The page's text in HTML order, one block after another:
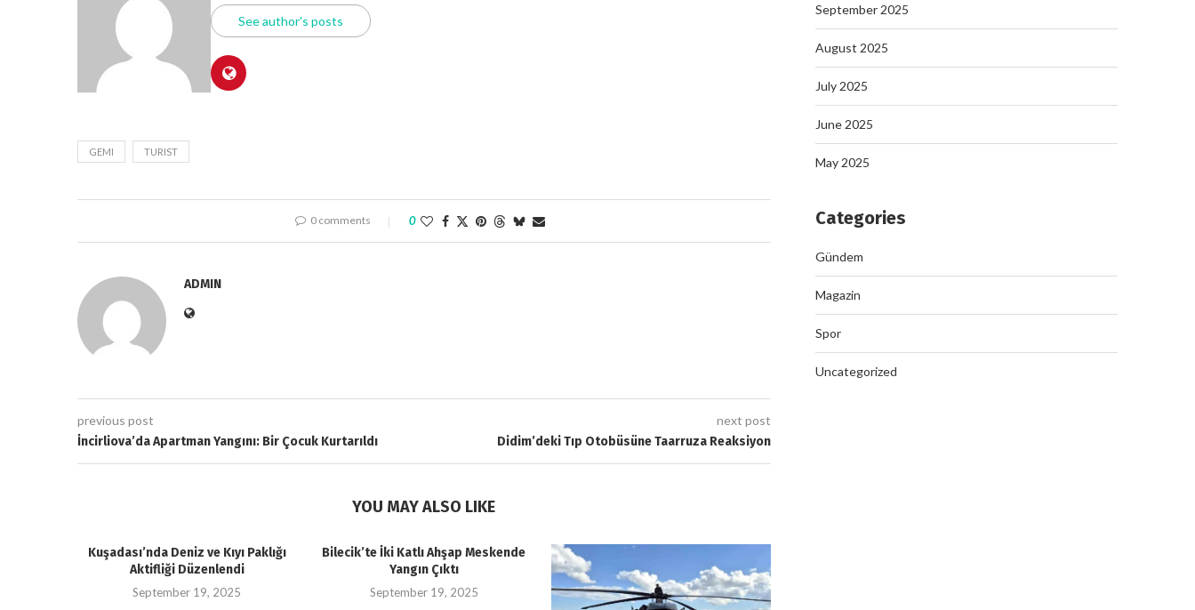
See author's posts
GEMI TURIST
0 comments 0
ADMIN
previous post
İncirliova’da Apartman Yangını: Bir Çocuk Kurtarıldı
next post
Didim’deki Tıp Otobüsüne Taarruza Reaksiyon
YOU MAY ALSO LIKE
Kuşadası’nda Deniz ve Kıyı Paklığı
Aktifliği Düzenlendi
September 19, 2025
Bilecik’te İki Katlı Ahşap Meskende
Yangın Çıktı
September 19, 2025
September 2025
August 2025
July 2025
June 2025
May 2025
Categories
Gündem
Magazin
Spor
Uncategorized